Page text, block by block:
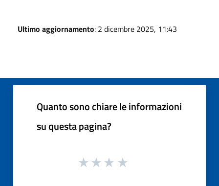
Ultimo aggiornamento: 2 dicembre 2025, 11:43
Quanto sono chiare le informazioni
su questa pagina?